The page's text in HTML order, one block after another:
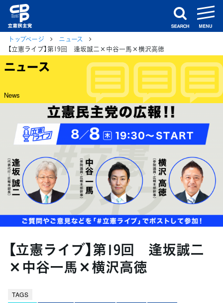
search
トップページ
ニュース
【立憲ライブ】第19回 逢坂誠二×中谷一馬×横沢高徳
ニュース
News
【立憲ライブ】第19回 逢坂誠二
×中谷一馬×横沢高徳
TAGS